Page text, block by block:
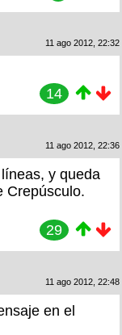
11 ago 2012, 22:32
14
11 ago 2012, 22:36
y queda
Crepúsculo.
29
11 ago 2012, 22:48
en el